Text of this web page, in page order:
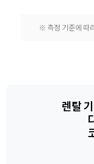
※ 측정 기준에 따
렌탈